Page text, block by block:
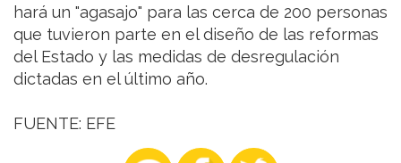
hará un "agasajo" para las cerca de 200 personas
que tuvieron parte en el diseño de las reformas
del Estado y las medidas de desregulación
dictadas en el último año.
FUENTE: EFE